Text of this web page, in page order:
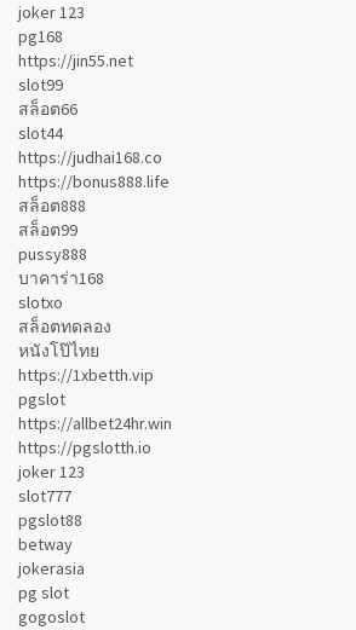
joker 123
pg168
https://jin55.net
slot99
สล็อต66
slot44
https://judhai168.co
https://bonus888.life
สล็อต888
สล็อต99
pussy888
บาคาร่า168
slotxo
สล็อตทดลอง
หนังโป๊ไทย
https://1xbetth.vip
pgslot
https://allbet24hr.win
https://pgslotth.io
joker 123
slot777
pgslot88
betway
jokerasia
pg slot
gogoslot